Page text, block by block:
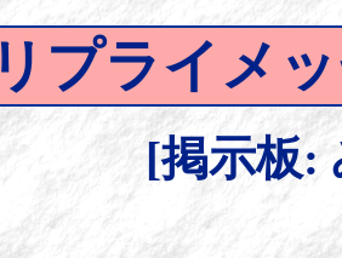
リプライメ
[掲示板: